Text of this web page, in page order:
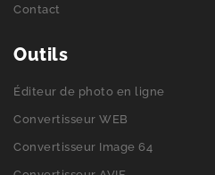
Contact
Outils
Éditeur de photo en ligne
Convertisseur WEB
Convertisseur Image 64